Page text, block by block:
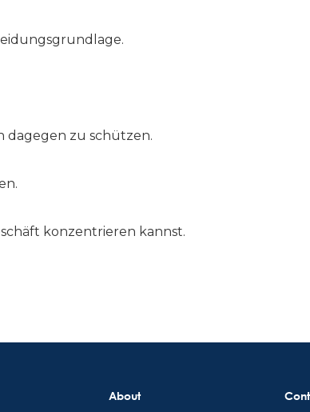
dagegen zu schützen.
konzentrieren kannst.
About